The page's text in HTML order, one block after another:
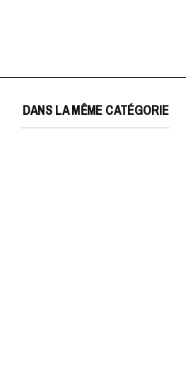
DANS LA MÊME CATÉGORIE